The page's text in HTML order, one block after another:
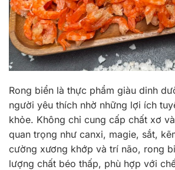
Rong biển là thực phẩm giàu dinh
người yêu thích nhờ những lợi ích
khỏe. Không chỉ cung cấp chất xơ
quan trọng như canxi, magie, sắt,
cường xương khớp và trí não, rong
lượng chất béo thấp, phù hợp với